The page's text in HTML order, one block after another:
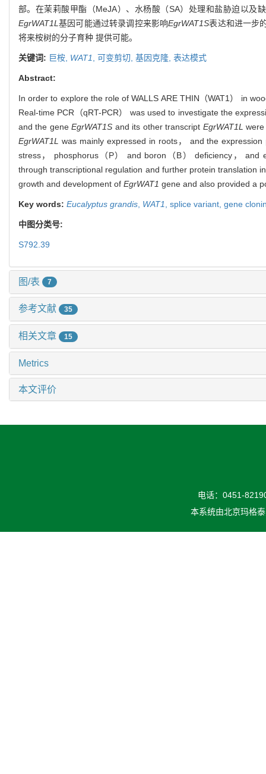
部。在茉莉酸甲酯（MeJA）、水杨酸（SA）处理和盐胁迫以及
EgrWAT1L 基因可能通过转录调控来影响EgrWAT1S表达和进一步
将来桉树的分子育种 提供可能。
关键词: 巨桉, WAT1 可变剪切, 基因克隆, 表达模式
Abstract:
In order to explore the role of WALLS ARE THIN（WAT1） in
Real-time PCR（qRT-PCR） was used to investigate the
and the geneEgrWAT1S and its other transcript EgrWAT1L
EgrWAT1L was mainly expressed in roots， and the
stress， phosphorus（P） and boron（B） deficiency， and
through transcriptional regulation and further protein translation
growth and development of EgrWAT1 gene and also provided a
Key words: Eucalyptus grandis WAT1 splice variant, gene
中图分类号:
S792.39
图/表 7
参考文献 35
相关文章 15
Metrics
本文评价
电话：0451-
本系统由北京玛格